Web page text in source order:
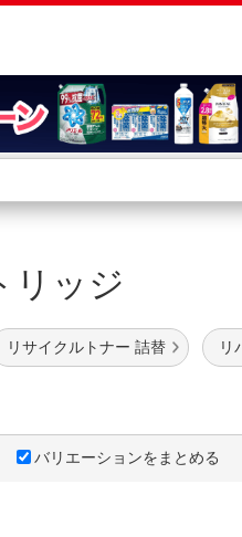
ポイントカードWEB登録
店舗情報・店舗一覧
リッジ
リサイクルトナー 詰替 リ
バリエーションをまとめる